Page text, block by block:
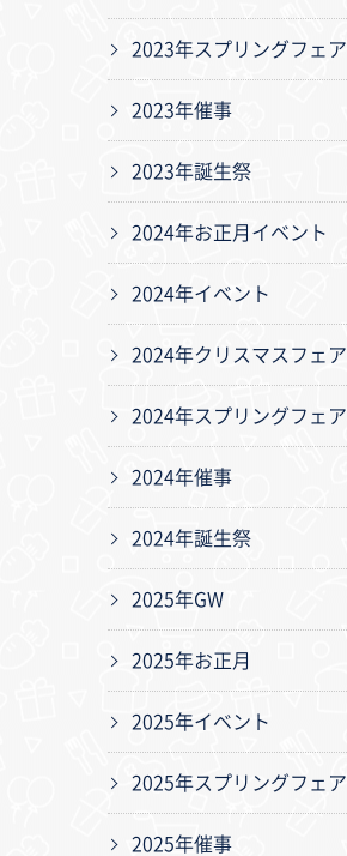
2023年スプリングフェア
2023年催事
2023年誕生祭
2024年お正月イベント
2024年イベント
2024年クリスマスフェア
2024年スプリングフェア
2024年催事
2024年誕生祭
2025年GW
2025年お正月
2025年イベント
2025年スプリングフェア
2025年催事